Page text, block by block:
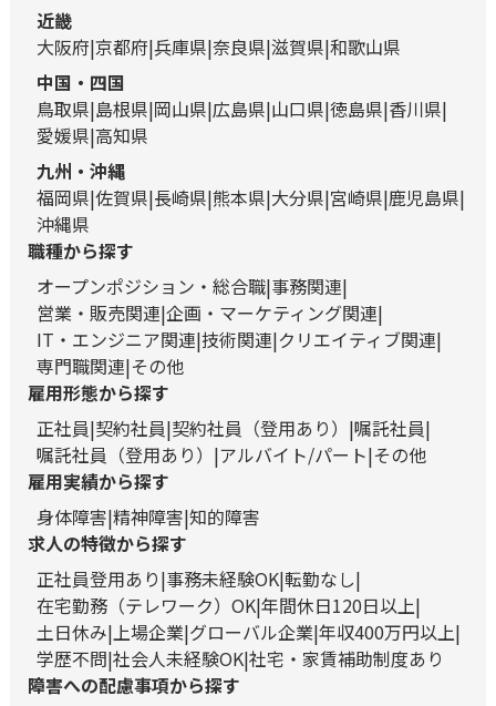
近畿
大阪府 京都府 兵庫県 奈良県 滋賀県 和歌山県
中国・四国
鳥取県 島根県 岡山県 広島県 山口県 徳島県 香川県
愛媛県 高知県
九州・沖縄
福岡県 佐賀県 長崎県 熊本県 大分県 宮崎県 鹿児島県
沖縄県
職種から探す
オープンポジション・総合職 事務関連
営業・販売関連 企画・マーケティング関連
IT・エンジニア関連 技術関連 クリエイティブ関連
専門職関連 その他
雇用形態から探す
正社員 契約社員 契約社員（登用あり）
嘱託社員
嘱託社員（登用あり）
アルバイト/パート その他
雇用実績から探す
身体障害 精神障害 知的障害
求人の特徴から探す
正社員登用あり 事務未経験OK 転勤なし
在宅勤務（テレワーク）OK 年間休日120日以上
土日休み 上場企業 グローバル企業 年収400万円以上
学歴不問 社会人未経験OK 社宅・家賃補助制度あり
障害への配慮事項から探す